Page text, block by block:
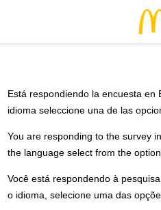
Está respondiendo la encuesta en
idioma seleccione una de las
You are responding to the survey
the language select from the
Você está respondendo à
o idioma, selecione uma das